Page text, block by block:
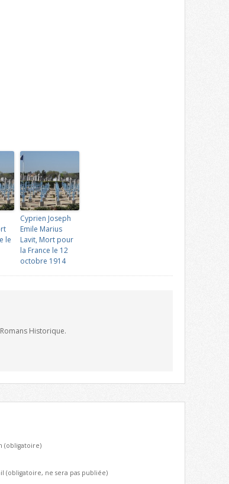
le
Cyprien Joseph
Emile Marius
Lavit, Mort pour
la France le 12
octobre 1914
Historique.
(obligatoire)
(obligatoire, ne sera pas publiée)